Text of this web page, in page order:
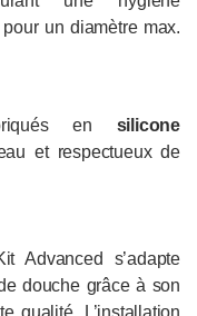
un diamètre max.
en silicone
et respectueux de
Advanced s’adapte
douche grâce à son
qualité. L’installation